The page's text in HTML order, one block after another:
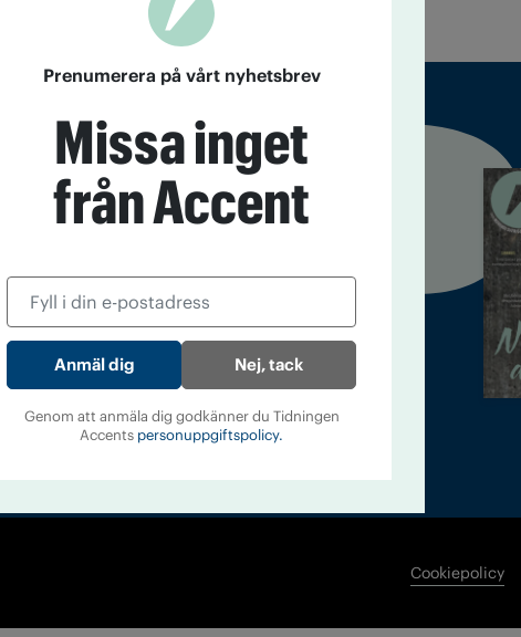
och nykterhet
21, 116 33 Stockholm
Barbro Janson Lundkvist,
Cookiepolicy
Prenumerera på vårt nyhetsbrev
Missa inget
från Accent
Nej, tack
Genom att anmäla dig godkänner du Tidningen
Accents personuppgiftspolicy.